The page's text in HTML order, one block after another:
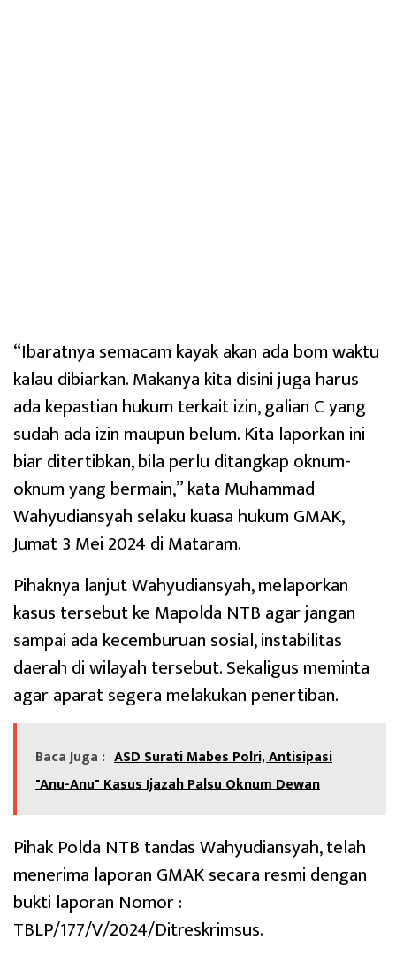
“Ibaratnya semacam kayak akan ada bom waktu
kalau dibiarkan. Makanya kita disini juga harus
ada kepastian hukum terkait izin, galian C yang
sudah ada izin maupun belum. Kita laporkan ini
biar ditertibkan, bila perlu ditangkap oknum-
oknum yang bermain,” kata Muhammad
Wahyudiansyah selaku kuasa hukum GMAK,
Jumat 3 Mei 2024 di Mataram.
Pihaknya lanjut Wahyudiansyah, melaporkan
kasus tersebut ke Mapolda NTB agar jangan
sampai ada kecemburuan sosial, instabilitas
daerah di wilayah tersebut. Sekaligus meminta
agar aparat segera melakukan penertiban.
Baca Juga : ASD Surati Mabes Polri, Antisipasi
"Anu-Anu" Kasus Ijazah Palsu Oknum Dewan
Pihak Polda NTB tandas Wahyudiansyah, telah
menerima laporan GMAK secara resmi dengan
bukti laporan Nomor :
TBLP/177/V/2024/Ditreskrimsus.